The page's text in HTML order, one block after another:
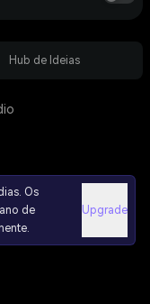
Hub de Ideias
Os
de
Upgrade